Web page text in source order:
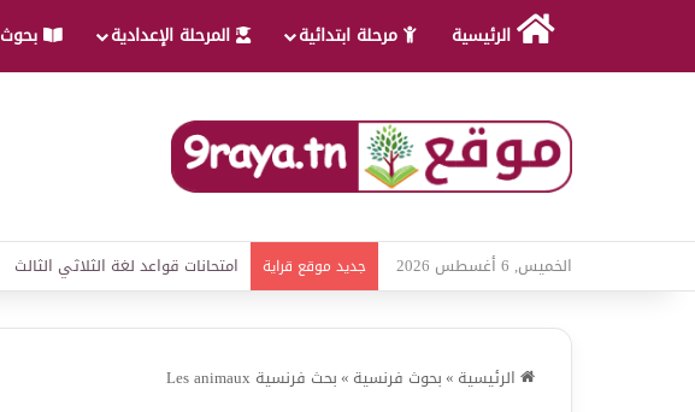
الرئيسية مرحلة ابتدائية المرحلة الإعدادية بحوث
الخميس, 6 أغسطس 2026 جديد موقع قراية امتحانات قواعد لغة الثلاثي الثالث
الرئيسية »بحوث فرنسية »بحث فرنسية Les animaux